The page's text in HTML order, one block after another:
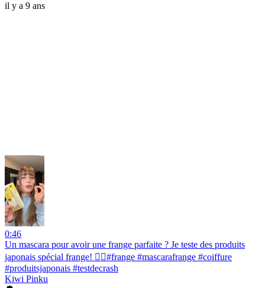
il y a 9 ans
0:46
Un mascara pour avoir une frange parfaite ? Je teste des produits
japonais spécial frange! 💇‍♀️#frange #mascarafrange #coiffure
#produitsjaponais #testdecrash
Kiwi Pinku